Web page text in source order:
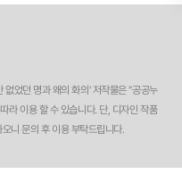
없었던 명과 왜의 화의' 저작물은 "공공누
라 이용 할 수 있습니다. 단, 디자인 작품
니 문의 후 이용 부탁드립니다.